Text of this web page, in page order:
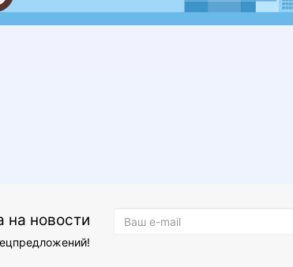
на новости